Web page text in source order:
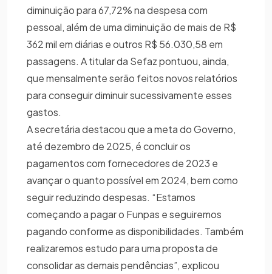
diminuição para 67,72% na despesa com
pessoal, além de uma diminuição de mais de R$
362 mil em diárias e outros R$ 56.030,58 em
passagens. A titular da Sefaz pontuou, ainda,
que mensalmente serão feitos novos relatórios
para conseguir diminuir sucessivamente esses
gastos.
A secretária destacou que a meta do Governo,
até dezembro de 2025, é concluir os
pagamentos com fornecedores de 2023 e
avançar o quanto possível em 2024, bem como
seguir reduzindo despesas. “Estamos
começando a pagar o Funpas e seguiremos
pagando conforme as disponibilidades. Também
realizaremos estudo para uma proposta de
consolidar as demais pendências”, explicou